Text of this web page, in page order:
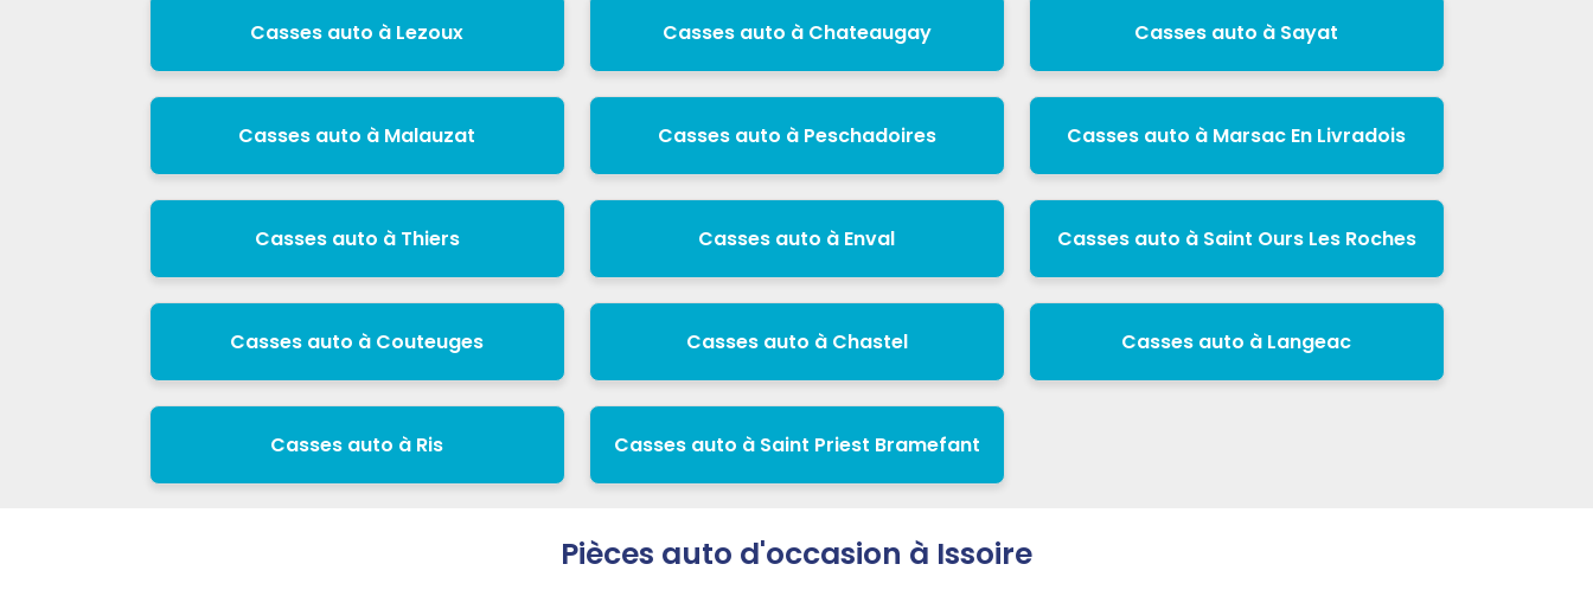
Casses auto à Lezoux Casses auto à Chateaugay Casses auto à Sayat
Casses auto à Malauzat Casses auto à Peschadoires Casses auto à Marsac En Livradois
Casses auto à Thiers Casses auto à Enval Casses auto à Saint Ours Les Roches
Casses auto à Couteuges Casses auto à Chastel Casses auto à Langeac
Casses auto à Ris Casses auto à Saint Priest Bramefant
Pièces auto d'occasion à Issoire